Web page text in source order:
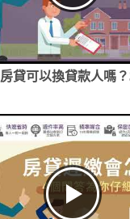
房貸可以換貸款人嗎